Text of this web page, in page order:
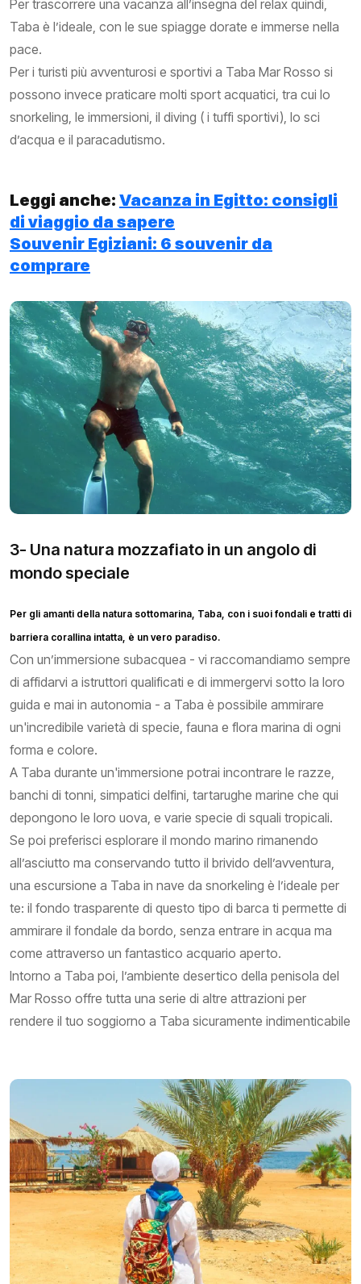
Per trascorrere una vacanza all’insegna del relax quindi,
Taba è l’ideale, con le sue spiagge dorate e immerse nella
pace.
Per i turisti più avventurosi e sportivi a Taba Mar Rosso si
possono invece praticare molti sport acquatici, tra cui lo
snorkeling, le immersioni, il diving ( i tuffi sportivi), lo sci
d’acqua e il paracadutismo.
Leggi anche: Vacanza in Egitto: consigli
di viaggio da sapere
Souvenir Egiziani: 6 souvenir da
comprare
3- Una natura mozzafiato in un angolo di
mondo speciale
Per gli amanti della natura sottomarina, Taba, con i suoi fondali e tratti di
barriera corallina intatta, è un vero paradiso.
Con un’immersione subacquea - vi raccomandiamo sempre
di affidarvi a istruttori qualificati e di immergervi sotto la loro
guida e mai in autonomia - a Taba è possibile ammirare
un'incredibile varietà di specie, fauna e flora marina di ogni
forma e colore.
A Taba durante un'immersione potrai incontrare le razze,
banchi di tonni, simpatici delfini, tartarughe marine che qui
depongono le loro uova, e varie specie di squali tropicali.
Se poi preferisci esplorare il mondo marino rimanendo
all’asciutto ma conservando tutto il brivido dell’avventura,
una escursione a Taba in nave da snorkeling è l’ideale per
te: il fondo trasparente di questo tipo di barca ti permette di
ammirare il fondale da bordo, senza entrare in acqua ma
come attraverso un fantastico acquario aperto.
Intorno a Taba poi, l’ambiente desertico della penisola del
Mar Rosso offre tutta una serie di altre attrazioni per
rendere il tuo soggiorno a Taba sicuramente indimenticabile